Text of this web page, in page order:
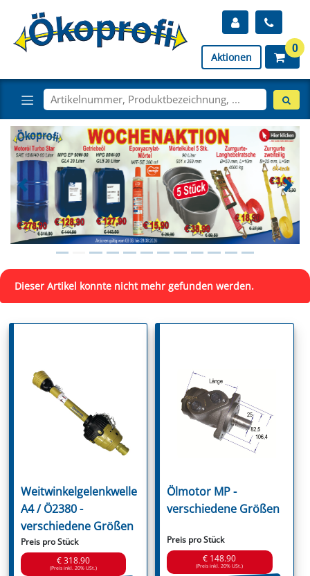
Aktionen
0
Dieser Artikel konnte nicht mehr gefunden werden.
Weitwinkelgelenkwelle
A4 / Ö2380 -
verschiedene Größen
Preis pro Stück
€ 318.90
(Preis inkl. 20% USt.)
Ölmotor MP -
verschiedene Größen
Preis pro Stück
€ 148.90
(Preis inkl. 20% USt.)